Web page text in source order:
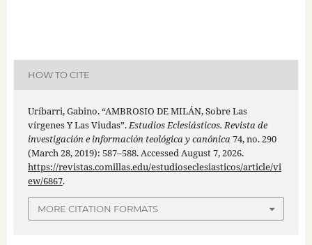
HOW TO CITE
Uríbarri, Gabino. “AMBROSIO DE MILÁN, Sobre Las
vírgenes Y Las Viudas”.Estudios Eclesiásticos. Revista de
investigación e información teológica y canónica74, no. 290
(March 28, 2019): 587–588. Accessed August 7, 2026.
https://revistas.comillas.edu/estudioseclesiasticos/article/vi
ew/6867.
MORE CITATION FORMATS